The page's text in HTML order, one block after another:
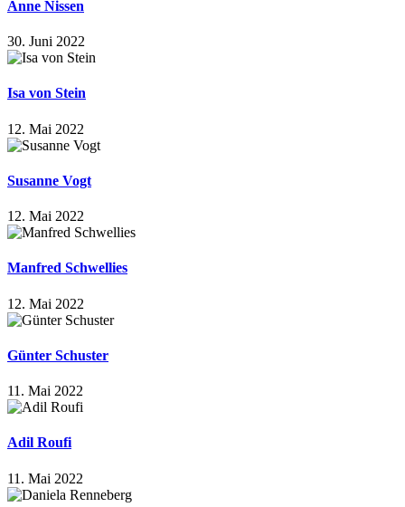
Anne Nissen
30. Juni 2022
Isa von Stein
12. Mai 2022
Susanne Vogt
12. Mai 2022
Manfred Schwellies
12. Mai 2022
Günter Schuster
11. Mai 2022
Adil Roufi
11. Mai 2022